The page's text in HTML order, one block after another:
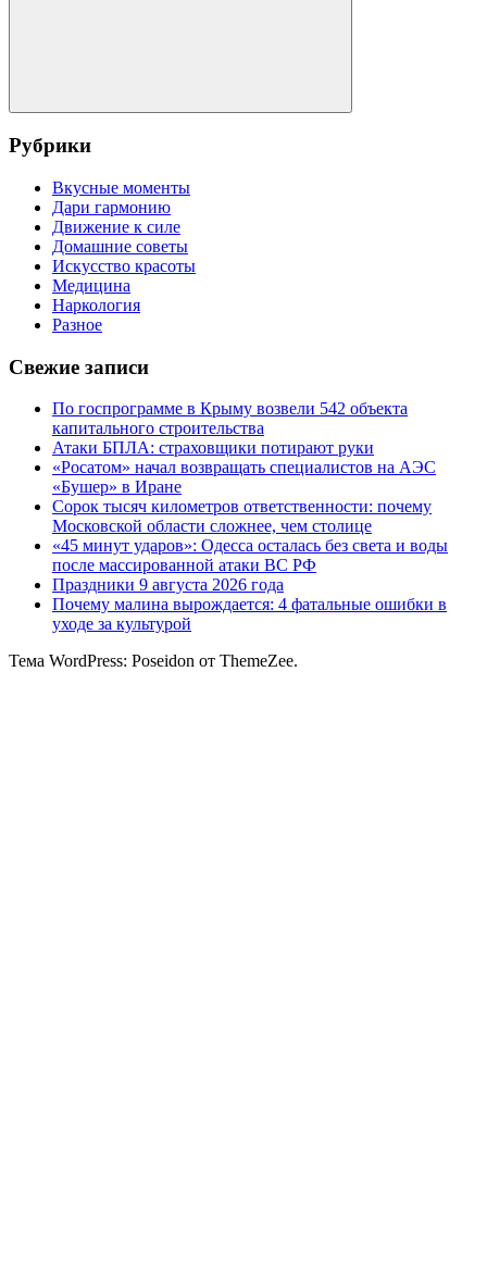
Поиск
Рубрики
Вкусные моменты
Дари гармонию
Движение к силе
Домашние советы
Искусство красоты
Медицина
Наркология
Разное
Свежие записи
По госпрограмме в Крыму возвели 542 объекта
капитального строительства
Атаки БПЛА: страховщики потирают руки
«Росатом» начал возвращать специалистов на АЭС
«Бушер» в Иране
Сорок тысяч километров ответственности: почему
Московской области сложнее, чем столице
«45 минут ударов»: Одесса осталась без света и воды
после массированной атаки ВС РФ
Праздники 9 августа 2026 года
Почему малина вырождается: 4 фатальные ошибки в
уходе за культурой
Тема WordPress: Poseidon от ThemeZee.